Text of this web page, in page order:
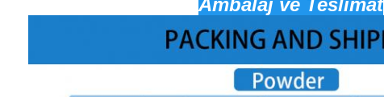
Ambalaj ve Teslimat